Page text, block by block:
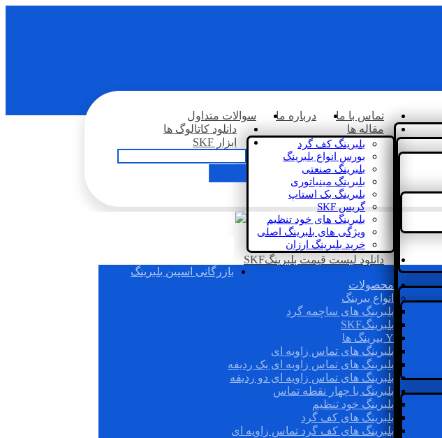
تماس با ما درباره ما
سوالات متداول
مقاله ها
بلبرینگ کف گرد
بورس انواع بلبرینگ
بلبرینگ صنعتی
بلبرینگ مینیاتوری
بلبرینگ بک استاپ
گریس SKF
بلبرینگ های خود تنظیم
ویژگی های بلبرینگ اصلی
خرید بلبرینگ ارزان
دانلود کاتالوگ ها
ابزار SKF
دانلود لیست قیمت بلبرینگSKF
بازرگانی اسپین بلبرینگ
محصولات
انواع بیرینگ
بلبرینگ های ساچمه گرد
بلبرینگSKF
Y بیرینگ ها
بلبرینگ های تماس زاویه ای
بلبرینگ های تماس زاویه ای یک ردیفه
بلبرینگ های تماس زاویه ای دو ردیفه
بلبرینگ با چهار نقطه تماس
بلبرینگ خود تنظیم
بلبرینگ های کف گرد
بلبرینگ های کف گرد تماس زاویه ای